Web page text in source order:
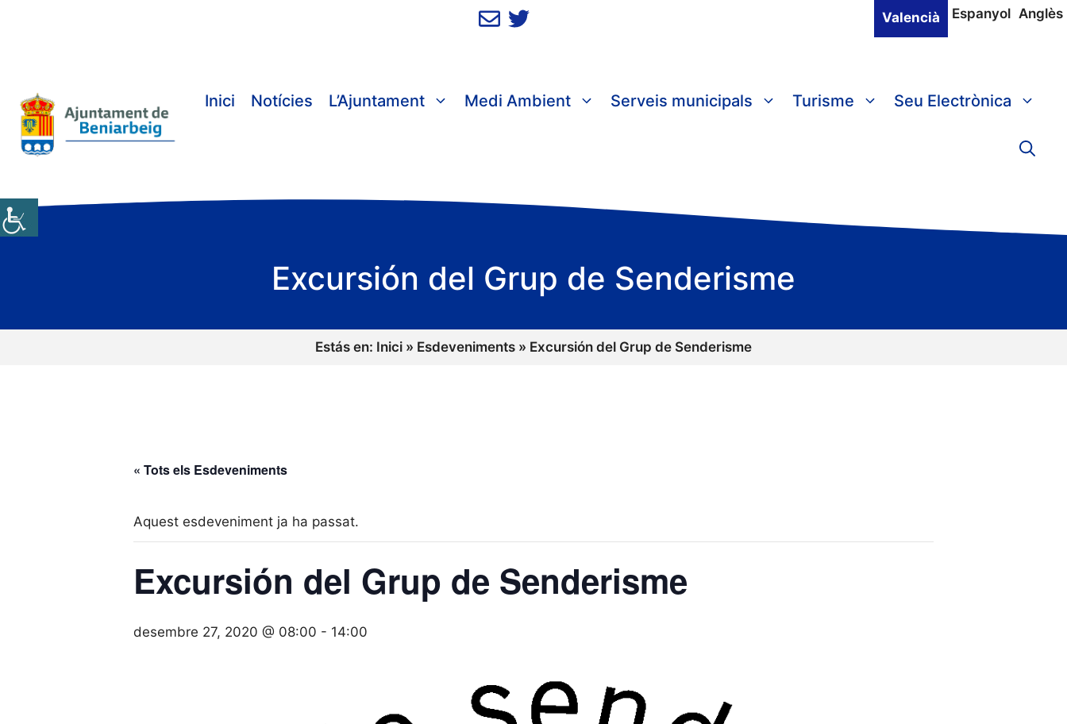
Valencià Espanyol Anglès
Inici Notícies L’Ajuntament Medi Ambient Serveis municipals Turisme Seu Electrònica
Excursión del Grup de Senderisme
Estás en: Inici » Esdeveniments » Excursión del Grup de Senderisme
« Tots els Esdeveniments
Aquest esdeveniment ja ha passat.
Excursión del Grup de Senderisme
desembre 27, 2020 @ 08:00 - 14:00